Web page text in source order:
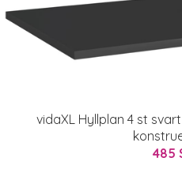
vidaXL Hyllplan 4 st
485